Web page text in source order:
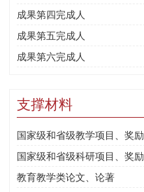
成果第四完成人
成果第五完成人
成果第六完成人
支撑材料
国家级和省级教学项目、奖励
国家级和省级科研项目、奖励
教育教学类论文、论著